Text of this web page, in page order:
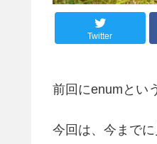
Twitter
前回にenumとい
今回は、今まで